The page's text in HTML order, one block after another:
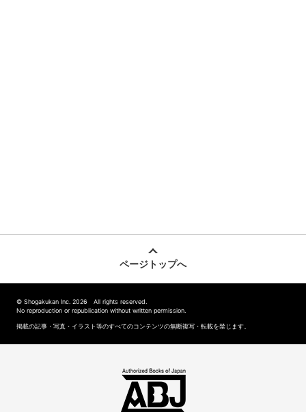
ページトップへ
© Shogakukan Inc. 2026 All rights reserved.
No reproduction or republication without written permission.
掲載の記事・写真・イラスト等のすべてのコンテンツの無断複写・転載を禁じます。